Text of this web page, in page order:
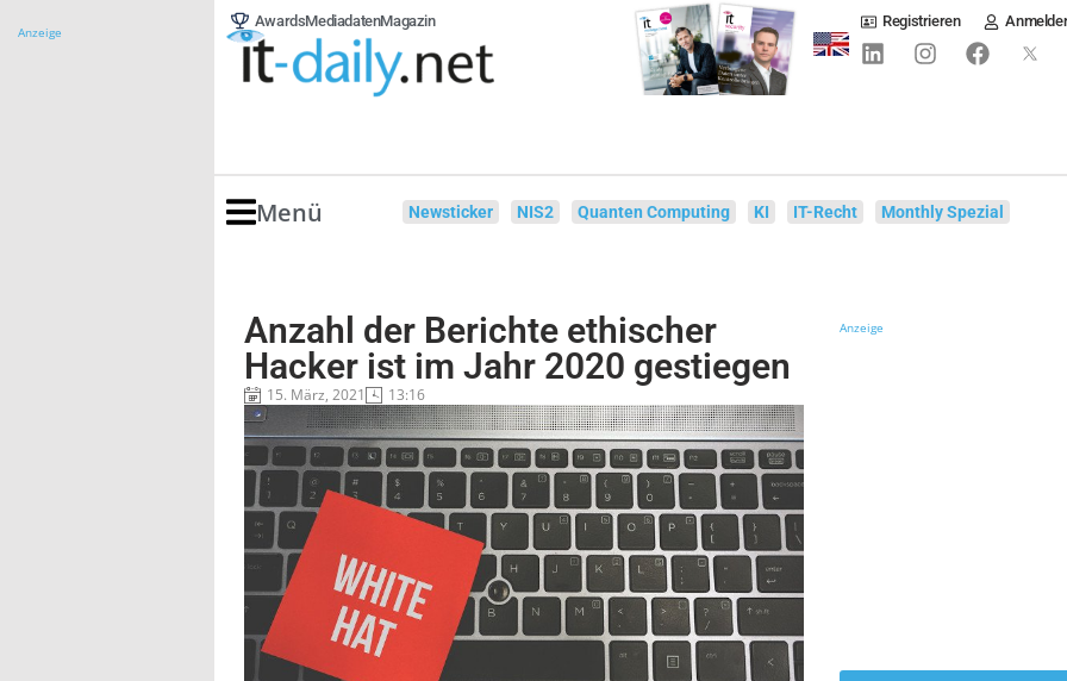
Anzeige
AwardsMediadatenMagazin Registrieren
Menü Newsticker NIS2 Quanten Computing KI IT-Recht Monthly Spezial
Anzahl der Berichte ethischer
Hacker ist im Jahr 2020 gestiegen
15. März, 2021 13:16
Anzeige